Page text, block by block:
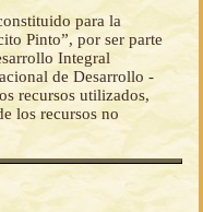
para la
Pinto”, por ser parte
Integral
de Desarrollo -
recursos utilizados,
los recursos no